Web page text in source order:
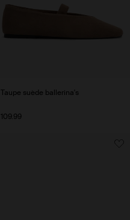
Taupe suède ballerina's
109.99